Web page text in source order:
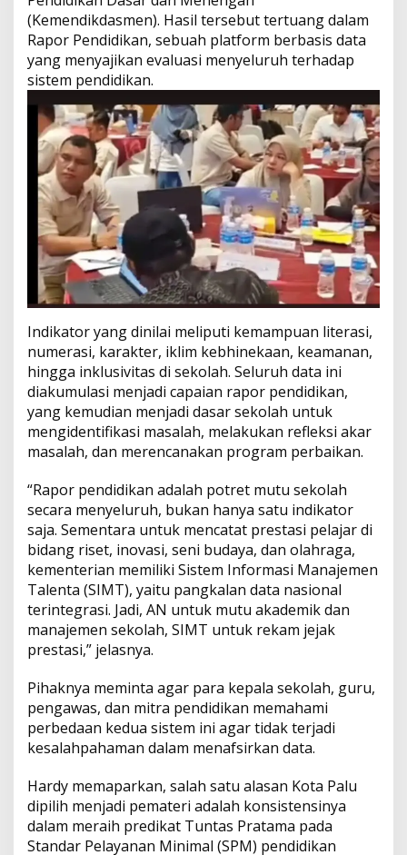
(Kemendikdasmen). Hasil tersebut tertuang dalam
Rapor Pendidikan, sebuah platform berbasis data
yang menyajikan evaluasi menyeluruh terhadap
sistem pendidikan.
Indikator yang dinilai meliputi kemampuan literasi,
numerasi, karakter, iklim kebhinekaan, keamanan,
hingga inklusivitas di sekolah. Seluruh data ini
diakumulasi menjadi capaian rapor pendidikan,
yang kemudian menjadi dasar sekolah untuk
mengidentifikasi masalah, melakukan refleksi akar
masalah, dan merencanakan program perbaikan.
“Rapor pendidikan adalah potret mutu sekolah
secara menyeluruh, bukan hanya satu indikator
saja. Sementara untuk mencatat prestasi pelajar di
bidang riset, inovasi, seni budaya, dan olahraga,
kementerian memiliki Sistem Informasi Manajemen
Talenta (SIMT), yaitu pangkalan data nasional
terintegrasi. Jadi, AN untuk mutu akademik dan
manajemen sekolah, SIMT untuk rekam jejak
prestasi,” jelasnya.
Pihaknya meminta agar para kepala sekolah, guru,
pengawas, dan mitra pendidikan memahami
perbedaan kedua sistem ini agar tidak terjadi
kesalahpahaman dalam menafsirkan data.
Hardy memaparkan, salah satu alasan Kota Palu
dipilih menjadi pemateri adalah konsistensinya
dalam meraih predikat Tuntas Pratama pada
Standar Pelayanan Minimal (SPM) pendidikan